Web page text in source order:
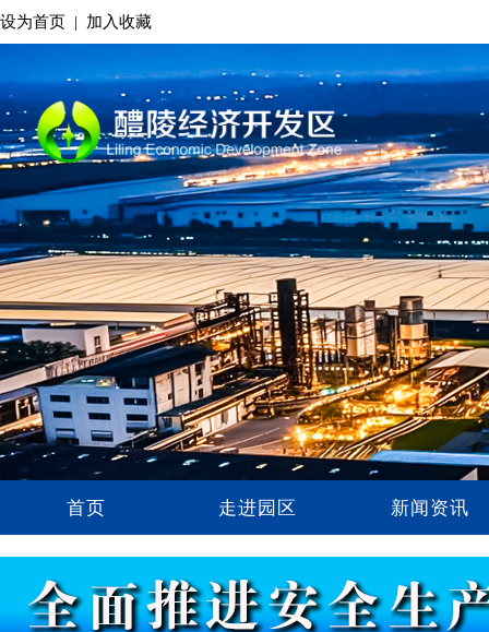
设为首页 | 加入收藏
首页 走进园区 新闻资讯